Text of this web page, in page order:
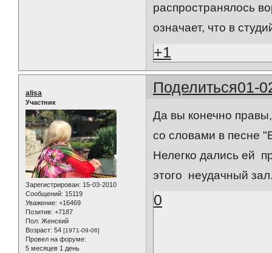
распространялось
означает, что в
+1
Поделиться01-
alisa
Участник
Зарегистрирован: 15-03-2010
Сообщений: 15119
Уважение: +16469
Позитив: +7187
Пол: Женский
Возраст: 54 [1971-09-06]
Провел на форуме:
5 месяцев 1 день
Да вы конечно
со словами в песне
Нелегко дались ей
этого неудачный
0